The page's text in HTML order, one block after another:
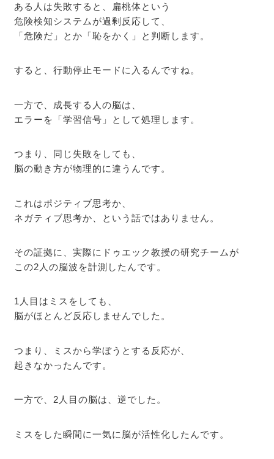
ある人は失敗すると、扁桃体という
危険検知システムが過剰反応して、
「危険だ」とか「恥をかく」と判断します。
すると、行動停止モードに入るんですね。
一方で、成長する人の脳は、
エラーを「学習信号」として処理します。
つまり、同じ失敗をしても、
脳の動き方が物理的に違うんです。
これはポジティブ思考か、
ネガティブ思考か、という話ではありません。
その証拠に、実際にドゥエック教授の研究チームが
この2人の脳波を計測したんです。
1人目はミスをしても、
脳がほとんど反応しませんでした。
つまり、ミスから学ぼうとする反応が、
起きなかったんです。
一方で、2人目の脳は、逆でした。
ミスをした瞬間に一気に脳が活性化したんです。